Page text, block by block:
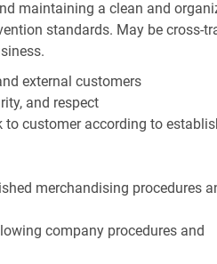
maintaining a clean and
standards. May be cross-
external customers
and respect
customer according to
merchandising procedures
company procedures and